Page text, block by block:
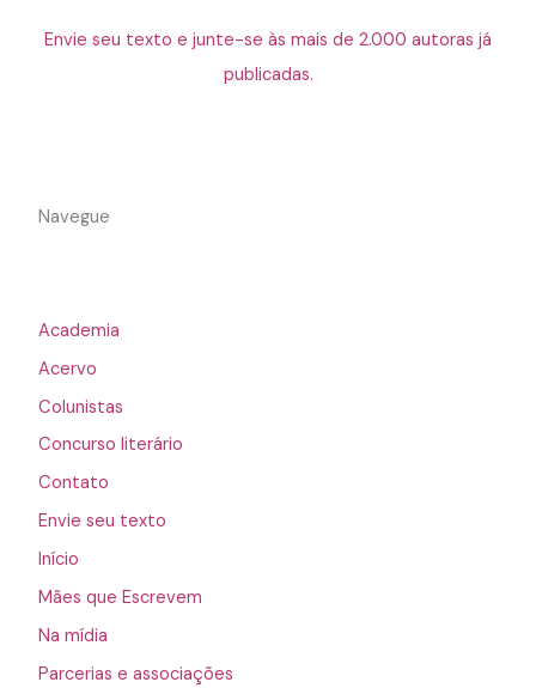
Envie seu texto e junte-se às mais de 2.000 autoras já
publicadas.
Navegue
Academia
Acervo
Colunistas
Concurso literário
Contato
Envie seu texto
Início
Mães que Escrevem
Na mídia
Parcerias e associações